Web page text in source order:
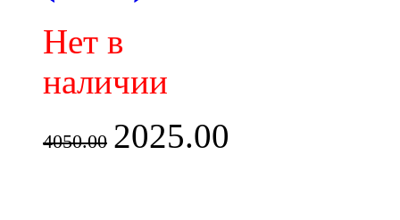
Нет в
наличии
4050.00 2025.00